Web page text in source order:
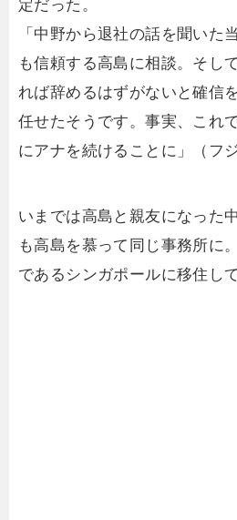
定だった。
「中野から退社の話を聞いた
も信頼する高島に相談。そし
れば辞めるはずがないと確信
任せたそうです。事実、これ
にアナを続けることに」（フ
いまでは高島と親友になった
も高島を慕って同じ事務所に
であるシンガポールに移住し